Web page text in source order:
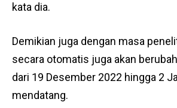
kata dia.
Demikian juga dengan masa
secara otomatis juga akan
dari 19 Desember 2022 hingga 2
mendatang.